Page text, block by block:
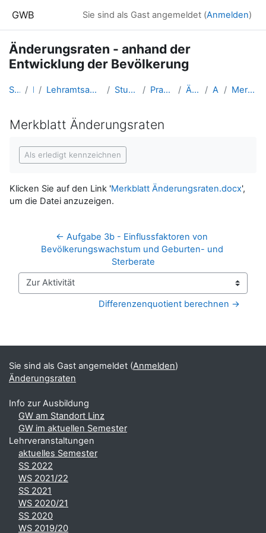
GWB Sie sind als Gast angemeldet (Anmelden)
Änderungsraten - anhand der
Entwicklung der Bevölkerung
Startseite Kurse Lehramtsausbildung GW im Cluster Österreich Mitte Studentische Lernkurse Praxis Distance Learning Änderungsraten Aufgabe 4 Merkblatt Änderungsraten
Merkblatt Änderungsraten
Als erledigt kennzeichnen
Klicken Sie auf den Link 'Merkblatt Änderungsraten.docx',
um die Datei anzuzeigen.
← Aufgabe 3b - Einflussfaktoren von
Bevölkerungswachstum und Geburten- und
Sterberate
Zur Aktivität
Differenzenquotient berechnen →
Ergänzungsblöcke
Sie sind als Gast angemeldet (Anmelden)
Änderungsraten
Info zur Ausbildung
GW am Standort Linz
GW im aktuellen Semester
Lehrveranstaltungen
aktuelles Semester
SS 2022
WS 2021/22
SS 2021
WS 2020/21
SS 2020
WS 2019/20